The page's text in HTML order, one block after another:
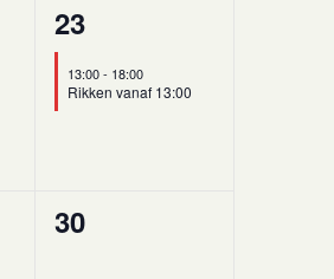
1
evenement,
23
13:00- 18:00
Rikken vanaf 13:00
0
30